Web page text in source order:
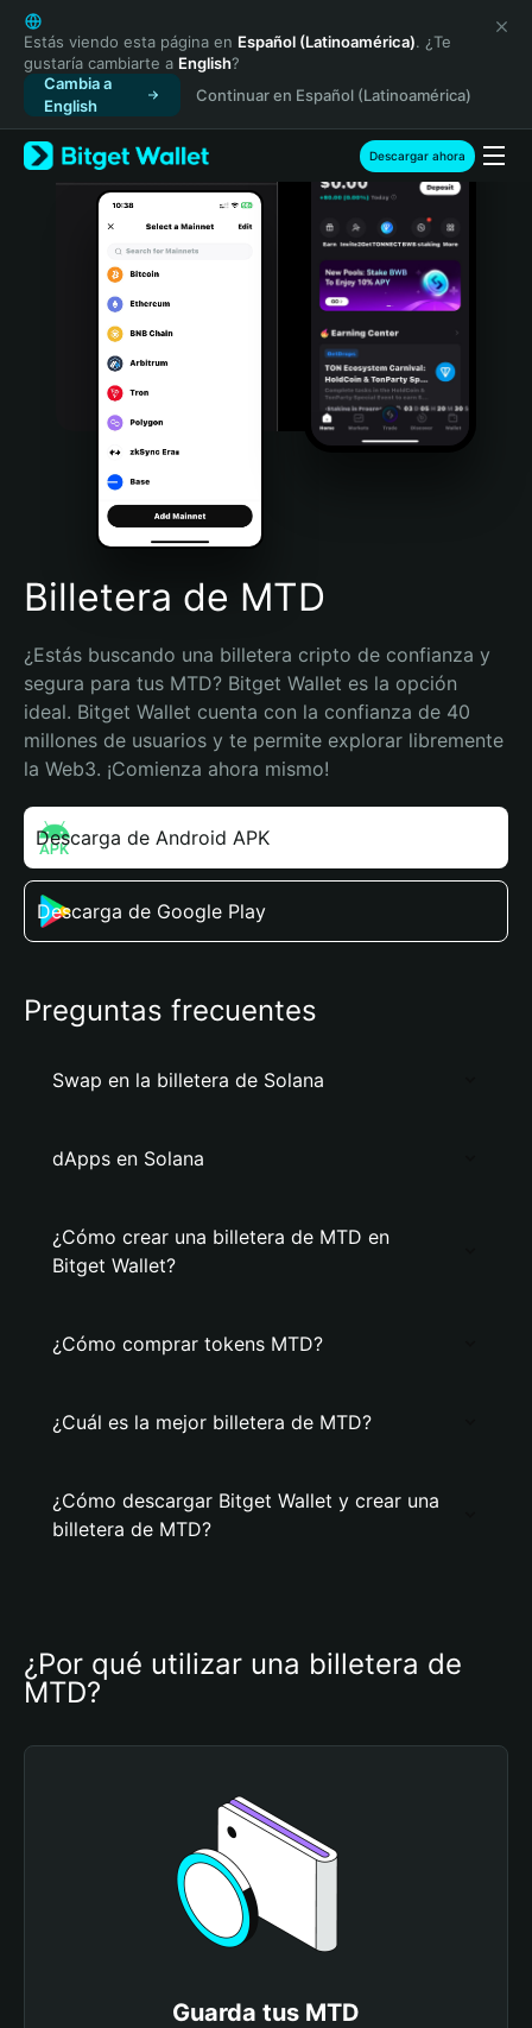
English
日本語
Tiếng Việt
Русский
Español (Latinoamérica)
Türkçe
Italiano
Português (Portugal)
Bahasa Indonesia
Português (Brasil)
Español (Argentina)
Estás viendo esta página en Español (Latinoamérica). ¿Te
gustaría cambiarte a English?
Cambia a
English
Continuar en Español (Latinoamérica)
Descargar ahora
Billetera de MTD
¿Estás buscando una billetera cripto de confianza y
segura para tus MTD? Bitget Wallet es la opción
ideal. Bitget Wallet cuenta con la confianza de 40
millones de usuarios y te permite explorar libremente
la Web3. ¡Comienza ahora mismo!
Descarga de Android APK
Descarga de Google Play
Preguntas frecuentes
Swap en la billetera de Solana
dApps en Solana
¿Cómo crear una billetera de MTD en
Bitget Wallet?
¿Cómo comprar tokens MTD?
¿Cuál es la mejor billetera de MTD?
¿Cómo descargar Bitget Wallet y crear una
billetera de MTD?
¿Por qué utilizar una billetera de
MTD?
Guarda tus MTD